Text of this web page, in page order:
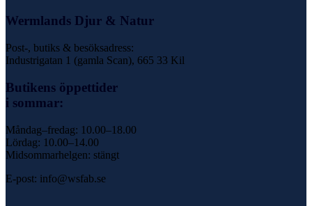
Wermlands Djur & Natur
Post-, butiks & besöksadress:
Industrigatan 1 (gamla Scan), 665 33 Kil
Butikens öppettider
i sommar:
Måndag–fredag: 10.00–18.00
Lördag: 10.00–14.00
Midsommarhelgen: stängt
E-post: info@wsfab.se